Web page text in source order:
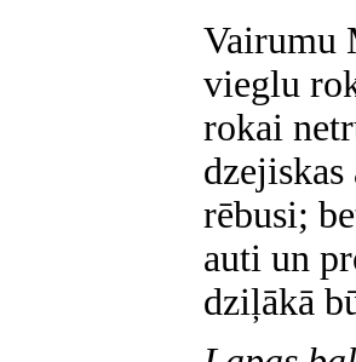
Vairumu
vieglu
rokai
dzejiskas
rēbusi;
auti un
dziļākā